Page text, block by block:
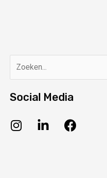
Social Media